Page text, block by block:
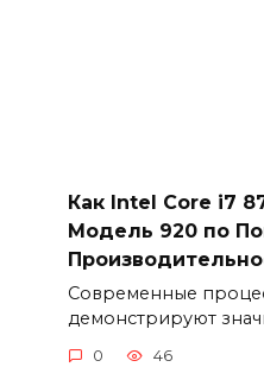
Как Intel Core i7
Модель 920 по
Современные
демонстрируют
0 46